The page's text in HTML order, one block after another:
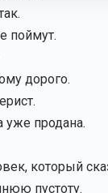
поймут.
дорого.
уже продана.
который
пустоту.